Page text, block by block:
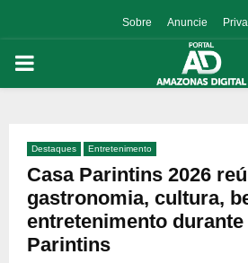
Sobre Anuncie
PRIMARY
Destaques Entretenimento
Casa Parintins 2026
gastronomia, cultura,
entretenimento
Parintins